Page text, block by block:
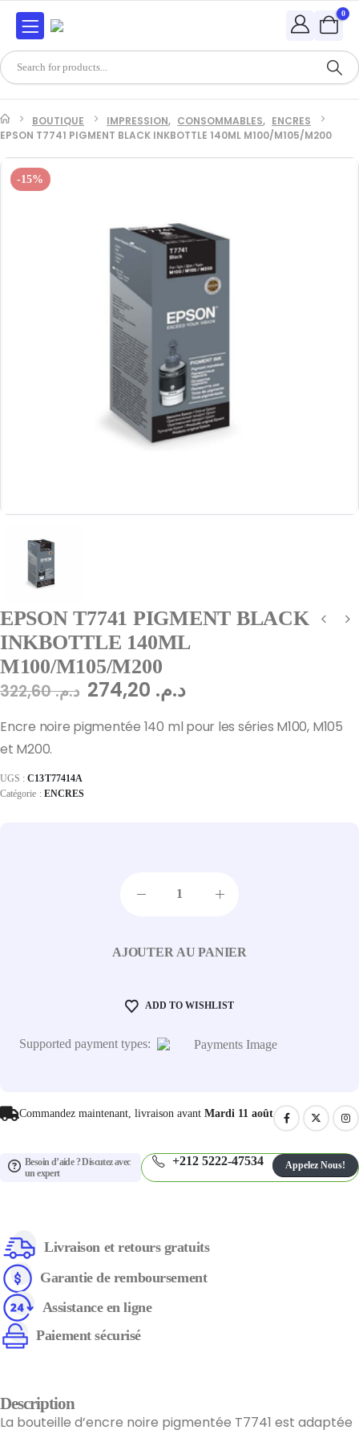
0
BOUTIQUE IMPRESSION, CONSOMMABLES, ENCRES
EPSON T7741 PIGMENT BLACK INKBOTTLE 140ML M100/M105/M200
-15%
EPSON T7741 PIGMENT BLACK
INKBOTTLE 140ML
M100/M105/M200
د.م.322,60 د.م.
Encre noire pigmentée 140 ml pour les séries M100, M105
et M200.
UGS :C13T77414A
Catégorie : ENCRES
AJOUTER AU PANIER
ADD TO WISHLIST
Supported payment types:
Commandez maintenant, livraison avant Mardi 11 août
Besoin d’aide ? Discutez avec
un expert
+212 5222-47534 Appelez Nous!
Livraison et retours gratuits
Garantie de remboursement
Assistance en ligne
Paiement sécurisé
Description
La bouteille d’encre noire pigmentée T7741 est adaptée